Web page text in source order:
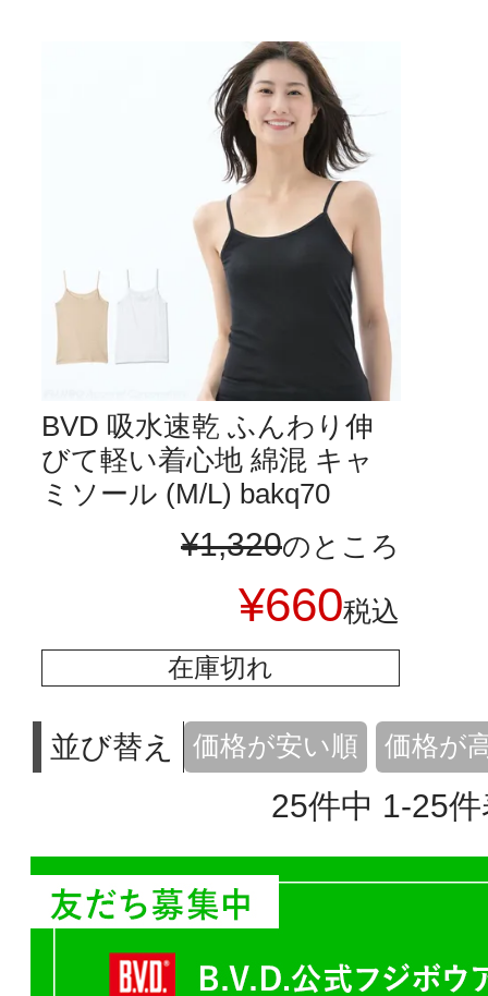
BVD 吸水速乾 ふんわり伸
びて軽い着心地 綿混 キャ
ミソール (M/L) bakq70
¥1,320のところ
¥660税込
在庫切れ
並び替え 価格が安い順 価格が
25件中 1-25